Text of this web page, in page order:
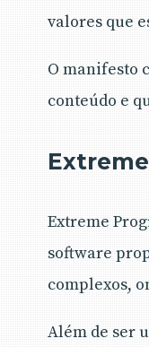
valores que
O manifesto
conteúdo e
Extreme
software
complexos,
Além de ser